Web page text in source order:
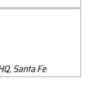
Santa Fe